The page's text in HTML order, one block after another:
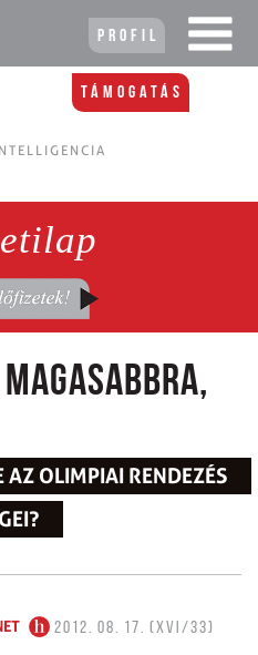
Profil
Támogatás
AZ OLIMPIAI RENDEZÉS
2012. 08. 17. (XVI/33)